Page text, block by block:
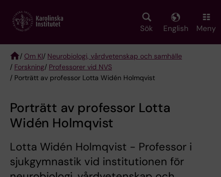
main
Sök English Meny
Breadcrumb
/ Om KI/ Neurobiologi, vårdvetenskap och samhälle
/ Forskning/ Professorer vid NVS
/ Porträtt av professor Lotta Widén Holmqvist
Porträtt av professor Lotta
Widén Holmqvist
Lotta Widén Holmqvist - Professor i
sjukgymnastik vid institutionen för